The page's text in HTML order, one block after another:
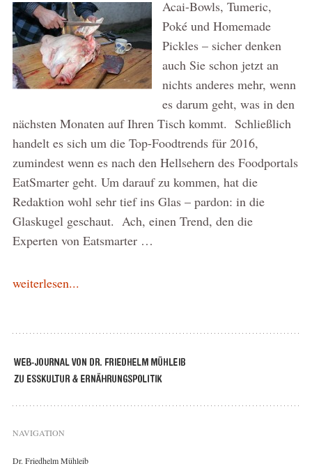
Acai-Bowls, Tumeric,
Poké und Homemade
Pickles – sicher denken
auch Sie schon jetzt an
nichts anderes mehr, wenn
es darum geht, was in den
nächsten Monaten auf Ihren Tisch kommt. Schließlich
handelt es sich um die Top-Foodtrends für 2016,
zumindest wenn es nach den Hellsehern des Foodportals
EatSmarter geht. Um darauf zu kommen, hat die
Redaktion wohl sehr tief ins Glas – pardon: in die
Glaskugel geschaut. Ach, einen Trend, den die
Experten von Eatsmarter …
weiterlesen...
NAVIGATION
Dr. Friedhelm Mühleib